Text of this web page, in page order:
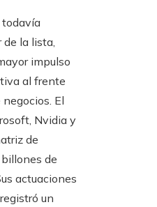
todavía
la lista,
impulso
al frente
El
Nvidia y
de
de
actuaciones
un